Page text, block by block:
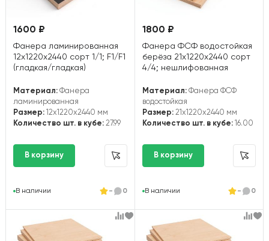
1600 ₽
Фанера ламинированная
12х1220х2440 сорт 1/1; F1/F1
(гладкая/гладкая)
Материал: Фанера
ламинированная
Размер: 12x1220x2440 мм
Количество шт. в кубе: 27.99
В наличии - 0
1800 ₽
Фанера ФСФ водостойкая
берёза 21х1220х2440 сорт
4/4; нешлифованная
Материал:Фанера ФСФ
водостойкая
Размер:21x1220x2440 мм
Количество шт. в кубе:16.00
В наличии - 0